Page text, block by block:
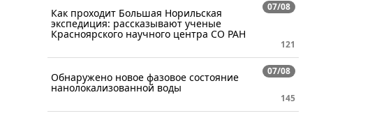
07/08
Как проходит Большая Норильская
экспедиция: рассказывают ученые
Красноярского научного центра СО РАН
121
07/08
Обнаружено новое фазовое состояние
нанолокализованной воды
145